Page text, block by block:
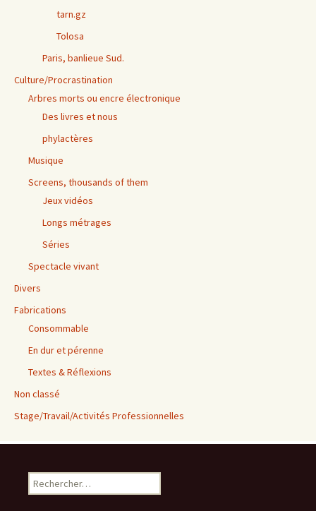
tarn.gz
Tolosa
Paris, banlieue Sud.
Culture/Procrastination
Arbres morts ou encre électronique
Des livres et nous
phylactères
Musique
Screens, thousands of them
Jeux vidéos
Longs métrages
Séries
Spectacle vivant
Divers
Fabrications
Consommable
En dur et pérenne
Textes & Réflexions
Non classé
Stage/Travail/Activités Professionnelles
Rechercher :